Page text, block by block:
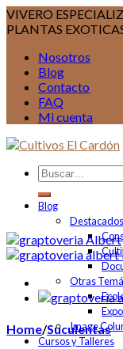
VIVERO
PLANTAS
Nosotros
Blog
Contacto
FAQ
Mi cuenta
Blog
Destacados
Otras
Image
Cursos y Talleres
Home/Suculentas